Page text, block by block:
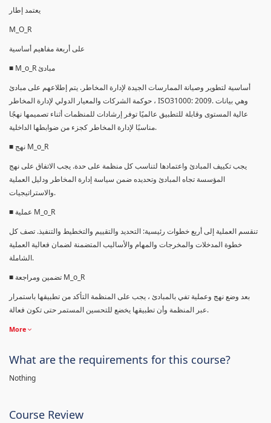
يعتمد إطار
M_O_R
■ M_o_R مبادئ
أساسية لتطوير وصيانة الممارسات الجيدة لإدارة المخاطر. يتم إطلاعهم على مبادئ
حوكمة الشركات والمعيار الدولي لإدارة المخاطر ، ISO31000: 2009. وهي بيانات
عالية المستوى وقابلة للتطبيق عالميًا توفر إرشادات للمنظمات أثناء تصميمها نهجًا
مناسبًا لإدارة المخاطر كجزء من ضوابطها الداخلية.
■ نهج M_o_R
يجب تكييف المبادئ واعتمادها لتناسب كل منظمة على حدة. يجب الاتفاق على نهج
المؤسسة تجاه المبادئ وتحديده ضمن سياسة إدارة المخاطر ودليل العملية
والاستراتيجيات.
■ عملية M_o_R
تنقسم العملية إلى أربع خطوات رئيسية: التحديد والتقييم والتخطيط والتنفيذ. تصف كل
خطوة المدخلات والمخرجات والمهام والأساليب المتضمنة لضمان فعالية العملية
الشاملة.
■ تضمين ومراجعة M_o_R
بعد وضع نهج وعملية تفي بالمبادئ ، يجب على المنظمة التأكد من تطبيقها باستمرار
عبر المنظمة وأن تطبيقها يخضع للتحسين المستمر حتى تكون فعالة.
More
What are the requirements for this course?
Nothing
Course Review